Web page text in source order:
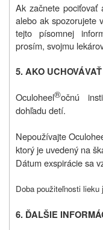
Ak začnete pociťovať
alebo ak spozorujete
tejto písomnej
prosím, svojmu
5. AKO
Oculoheel®očnú
dohľadu detí.
Nepoužívajte
ktorý je uvedený na
Dátum exspirácie sa
Doba použiteľnosti lieku
6. ĎALŠIE